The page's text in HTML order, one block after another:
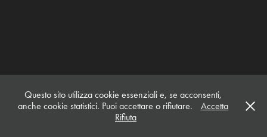
Questo sito utilizza cookie essenziali e, se acconsenti,
anche cookie statistici. Puoi accettare o rifiutare.
Accetta
Rifiuta